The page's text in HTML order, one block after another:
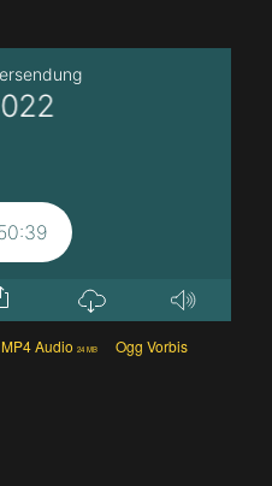
MP4 Audio 24 MB
Ogg Vorbis